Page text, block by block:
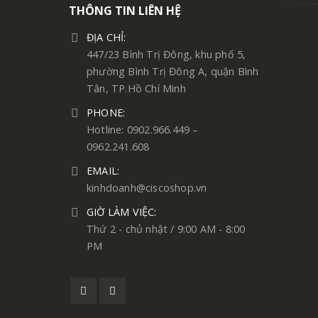
THÔNG TIN LIÊN HỆ
ĐỊA CHỈ:
447/23 Bình Trị Đông, khu phố 5,
phường Bình Trị Đông A, quận Bình
Tân, TP.Hồ Chí Minh
PHONE:
Hotline: 0902.966.449 –
0962.241.608
EMAIL:
kinhdoanh@ciscoshop.vn
GIỜ LÀM VIỆC:
Thứ 2 - chủ nhật / 9:00 AM - 8:00
PM